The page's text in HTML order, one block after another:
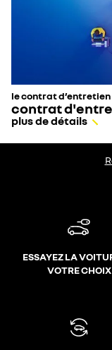
le contrat
contrat
plus de détails
ESSAYEZ LA
VOTRE CHOIX